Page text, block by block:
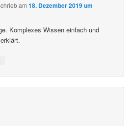
am18. Dezember 2019 um
Komplexes Wissen einfach und